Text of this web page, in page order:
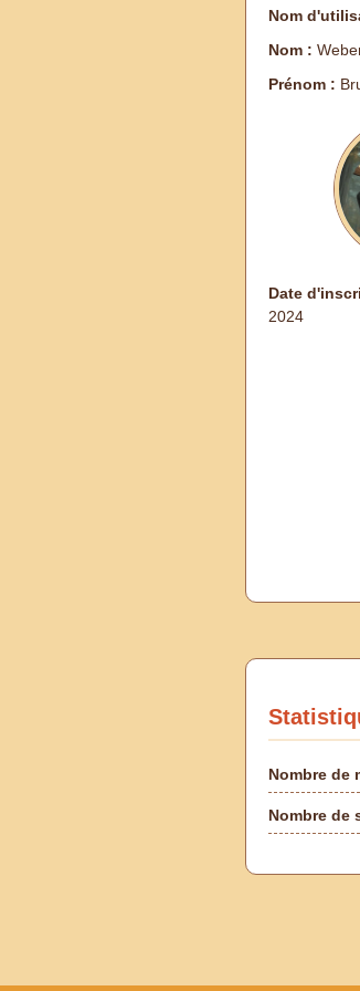
Nom
Nom :
Prénom :
Date
2024
Nombre de
Nombre de